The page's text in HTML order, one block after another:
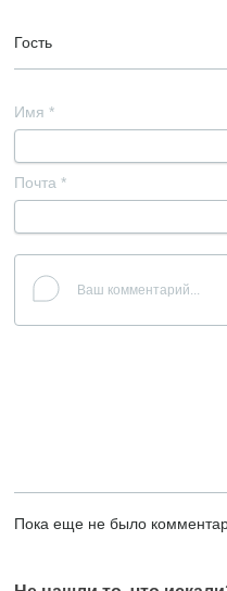
Гость
Имя *
Почта *
Пока еще не было